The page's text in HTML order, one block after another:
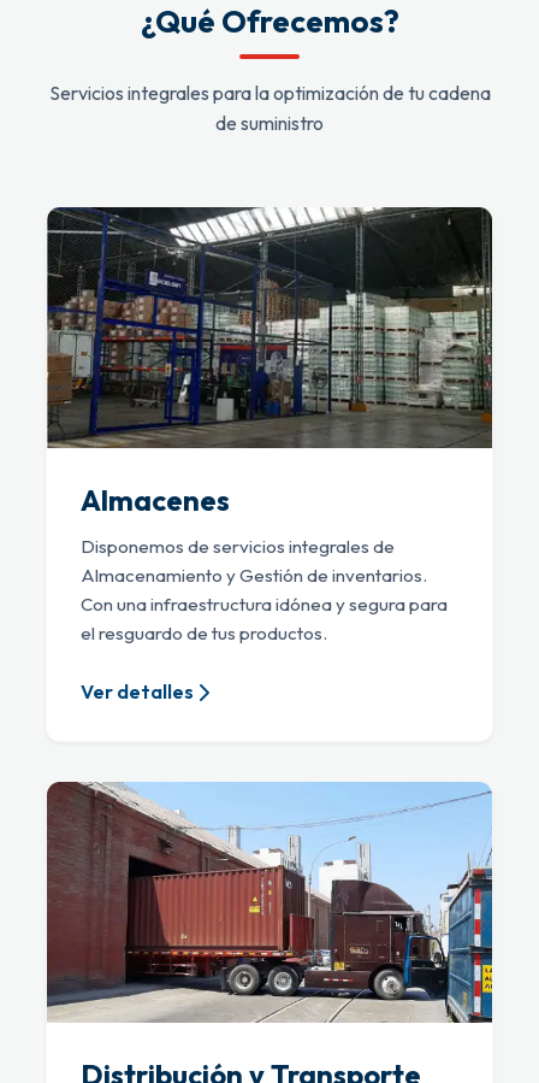
¿Qué Ofrecemos?
Servicios integrales para la optimización de tu cadena
de suministro
Almacenes
Disponemos de servicios integrales de
Almacenamiento y Gestión de inventarios.
Con una infraestructura idónea y segura para
el resguardo de tus productos.
Ver detalles
Distribución y Transporte